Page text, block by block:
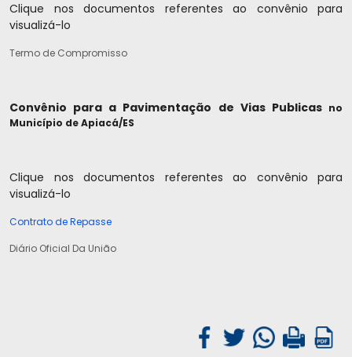
Clique nos documentos referentes ao convênio para
visualizá-lo
Termo de Compromisso
Convênio para a Pavimentação de Vias Publicas no
Município de Apiacá/ES
Clique nos documentos referentes ao convênio para
visualizá-lo
Contrato de Repasse
Diário Oficial Da União